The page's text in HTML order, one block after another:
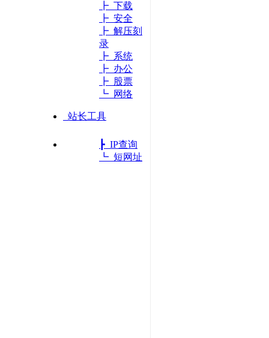
┣ 下载
┣ 安全
┣ 解压刻
录
┣ 系统
┣ 办公
┣ 股票
┗ 网络
站长工具
┣ IP查询
┗ 短网址